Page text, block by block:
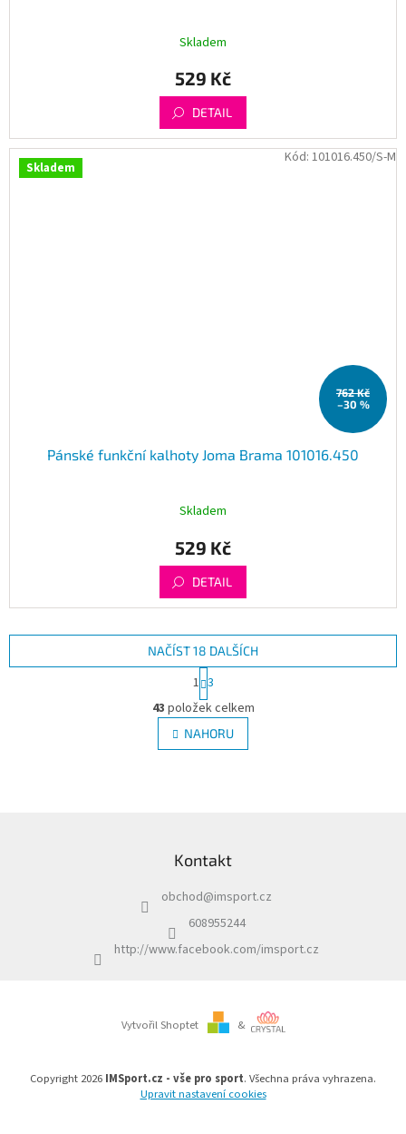
Skladem
529 Kč
DETAIL
Skladem
762 Kč
–30 %
Pánské funkční kalhoty Joma Brama 101016.450
Skladem
529 Kč
DETAIL
Kód: 101016.450/S-M
O
v
l
á
r
v
k
y
v
ý
p
NAČÍST 18 DALŠÍCH
S
t
r
á
n
k
1 3
43 položek celkem
NAHORU
Kontakt
obchod@imsport.cz
608955244
http://www.facebook.com/imsport.cz
Vytvořil Shoptet &
Copyright 2026 IMSport.cz - vše pro sport. Všechna práva vyhrazena.
Upravit nastavení cookies